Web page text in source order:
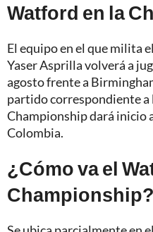
Watford en la
El equipo en el que milita
Yaser Asprilla volverá a
agosto frente a
partido correspondiente a
Championship dará inicio
Colombia.
¿Cómo va el
Championship?